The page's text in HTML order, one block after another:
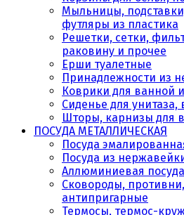
Мыльницы,
футляры из пластика
Решетки, сетки,
раковину и прочее
Ерши туалетные
Принадлежности из
Коврики для ванной
Сиденье для унитаза,
Шторы, карнизы для
ПОСУДА МЕТАЛЛИЧЕСКАЯ
Посуда
Посуда из
Аллюминиевая посуда
Сковороды,
антипригарные
Термосы, термос-